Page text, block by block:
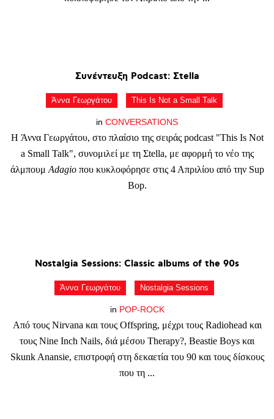
Συνέντευξη Podcast: Σtella
Άννα Γεωργάτου This Is Not a Small Talk
in CONVERSATIONS
Η Άννα Γεωργάτου, στο πλαίσιο της σειράς podcast "This Is Not
a Small Talk", συνομιλεί με τη Σtella, με αφορμή το νέο της
άλμπουμ Adagioπου κυκλοφόρησε στις 4 Απριλίου από την Sup
Bop.
Nostalgia Sessions: Classic albums of the 90s
Άννα Γεωργάτου Nostalgia Sessions
in POP-ROCK
Από τους Nirvana και τους Offspring, μέχρι τους Radiohead και
τους Nine Inch Nails, διά μέσου Therapy?, Beastie Boys και
Skunk Anansie, επιστροφή στη δεκαετία του 90 και τους δίσκους
που τη ...